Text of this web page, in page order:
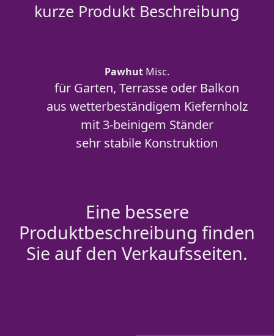
kurze Produkt Beschreibung
Pawhut Misc.
für Garten, Terrasse oder Balkon
aus wetterbeständigem Kiefernholz
mit 3-beinigem Ständer
sehr stabile Konstruktion
Eine bessere
Produktbeschreibung finden
Sie auf den Verkaufsseiten.